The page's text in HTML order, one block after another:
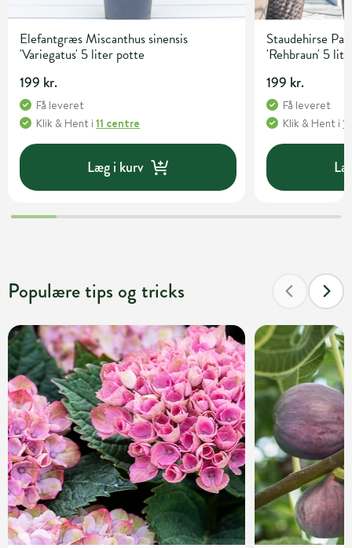
Elefantgræs Miscanthus sinensis
'Variegatus' 5 liter potte
199 kr.
Få leveret
Klik & Hent i 11 centre
Læg i kurv
Staudehirse
'Rehbraun' 5
199 kr.
Få leveret
Klik & Hent i
Populære tips og tricks